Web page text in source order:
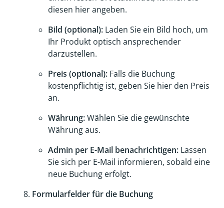
diesen hier angeben.
Bild (optional): Laden Sie ein Bild hoch, um
Ihr Produkt optisch ansprechender
darzustellen.
Preis (optional): Falls die Buchung
kostenpflichtig ist, geben Sie hier den Preis
an.
Währung:Wählen Sie die gewünschte
Währung aus.
Admin per E-Mail benachrichtigen: Lassen
Sie sich per E-Mail informieren, sobald eine
neue Buchung erfolgt.
Formularfelder für die Buchung